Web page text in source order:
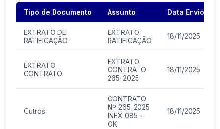
Tipo de Documento Assunto Data Envio
EXTRATO DE
RATIFICAÇÃO
EXTRATO
RATIFICAÇÃO
18/11/2025
EXTRATO
CONTRATO
EXTRATO
CONTRATO
265-2025
18/11/2025
Outros
CONTRATO
Nº 265_2025
INEX 085 -
OK
18/11/2025